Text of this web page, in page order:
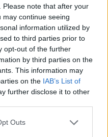
note that after your
continue seeing
information utilized by
to third parties prior to
opt-out of the further
by third parties on the
This information may
on the IAB’s List of
further disclose it to other
Outs
népesítette be
kézilabdázó
vasárnap a tévében
egyre nehezebb, de
még nem az FK-nak